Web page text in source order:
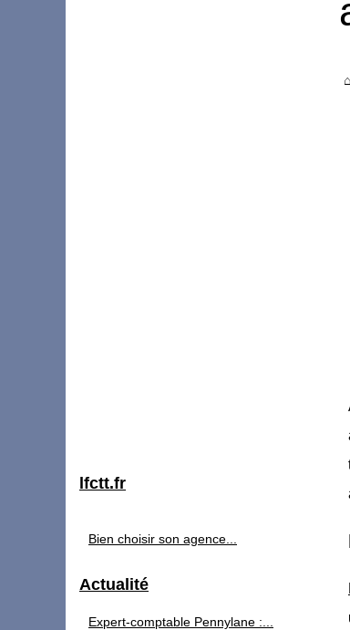
lfctt.fr
Bien choisir son agence...
Actualité
Expert-comptable Pennylane :...